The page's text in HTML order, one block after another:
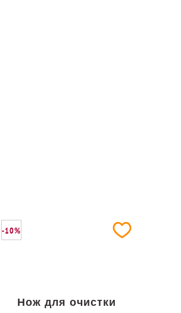
-10%
Нож для очистки